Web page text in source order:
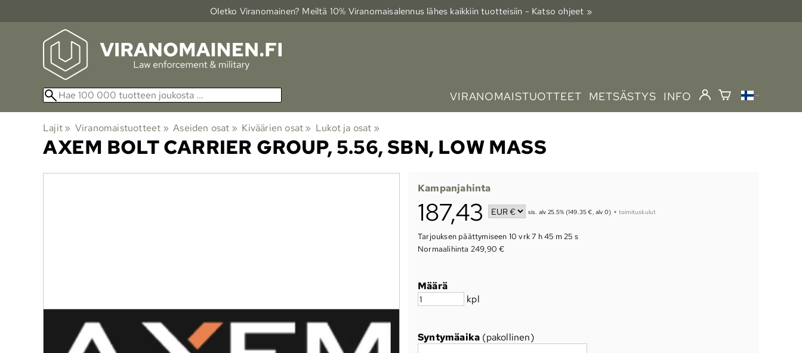
Oletko Viranomainen? Meiltä 10% Viranomais­alennus lähes kaikkiin tuotteisiin - Katso ohjeet »
VIRANOMAISTUOTTEET METSÄSTYS INFO
Lajit‪» Viranomaistuotteet ‪» Aseiden osat ‪» Kiväärien osat‪» Lukot ja osat ‪»
AXEM BOLT CARRIER GROUP, 5.56, SBN, LOW MASS
Kampanjahinta
187,43 sis. alv 25.5% (149.35 €, alv 0) + toimituskulut
Tarjouksen päättymiseen 10 vrk 7 h 45 m 24 s
Normaalihinta 249,90 €
Määrä
kpl
Syntymäaika (pakollinen)